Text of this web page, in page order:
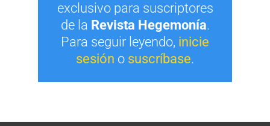
exclusivo para suscriptores
de la Revista Hegemonía.
Para seguir leyendo, inicie
sesión o suscríbase.